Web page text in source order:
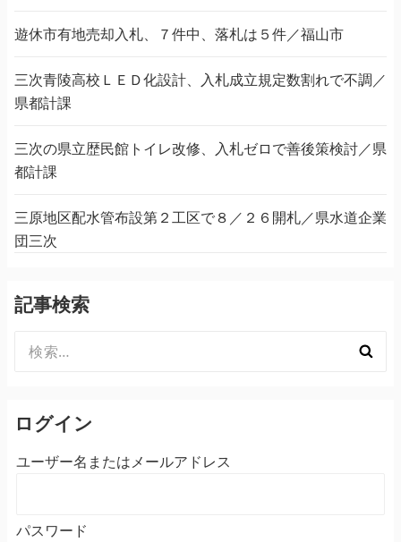
遊休市有地売却入札、７件中、落札は５件／福山市
三次青陵高校ＬＥＤ化設計、入札成立規定数割れで不調／
県都計課
三次の県立歴民館トイレ改修、入札ゼロで善後策検討／県
都計課
三原地区配水管布設第２工区で８／２６開札／県水道企業
団三次
記事検索
索:
ログイン
ユーザー名またはメールアドレス
パスワード